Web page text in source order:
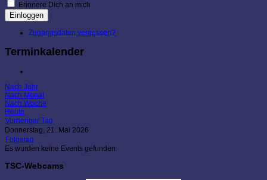
Erinnere Dich an mich
Einloggen
Zugangsdaten vergessen?
Terminkalender
Nach Jahr
Nach Monat
Nach Woche
Heute
Vorheriger Tag
Donnerstag, 21. Mai 2026
Folgetag
Es wurden keine Events gefunden
TSC-Webcams